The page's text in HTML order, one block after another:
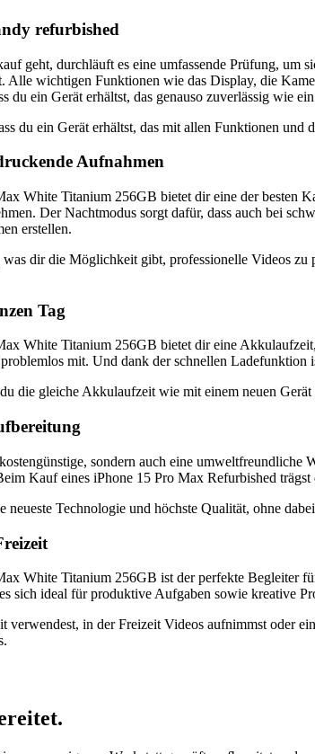
refurbished
geht, durchläuft es eine umfassende Prüfung,
wichtigen Funktionen wie das Display, die
du ein Gerät erhältst, das genauso zuverlässig wie
du ein Gerät erhältst, das mit allen Funktionen und
Aufnahmen
White Titanium 256GB bietet dir eine der besten
Der Nachtmodus sorgt dafür, dass auch bei
erstellen.
dir die Möglichkeit gibt, professionelle Videos
Tag
White Titanium 256GB bietet dir eine
mit. Und dank der schnellen
die gleiche Akkulaufzeit wie mit einem neuen
sondern auch eine
Kauf eines iPhone 15 Pro Max Refurbished
Technologie und höchste Qualität, ohne
White Titanium 256GB ist der perfekte Begleiter
sich ideal für produktive Aufgaben sowie kreative
in der Freizeit Videos aufnimmst oder